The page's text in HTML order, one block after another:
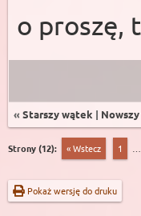
o proszę,
« Starszy wątek |
Strony (12): « Wstecz 1
Pokaż wersję do druku